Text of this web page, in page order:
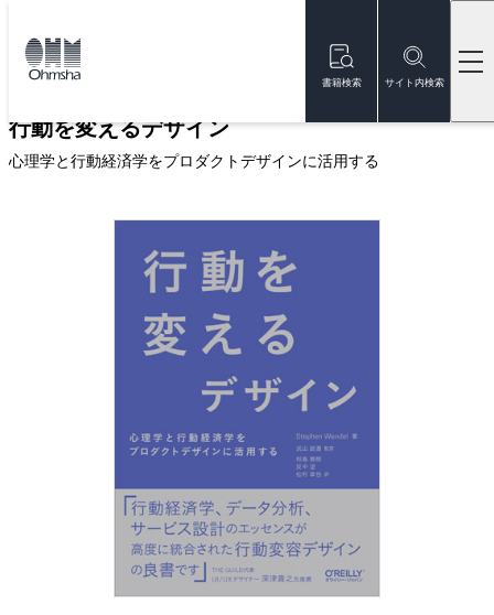
書籍検索 サイト内検索
トップ
行動を変えるデザイン
心理学と行動経済学をプロダクトデザインに活用する